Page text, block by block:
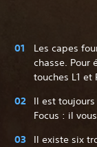
Les capes
chasse. Pour
touches L1 et
Il est
Focus : il
Il existe six